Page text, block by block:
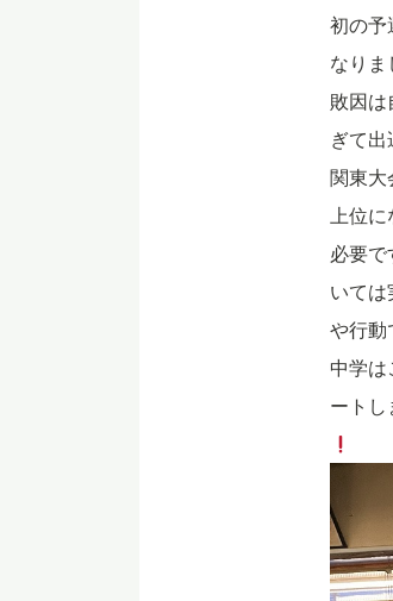
初の予
なりま
敗因は
ぎて
関東大
上位に
必要で
いては
や行動
中学は
ートし